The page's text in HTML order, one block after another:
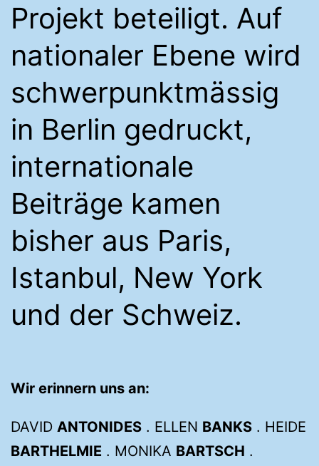
Projekt beteiligt. Auf
nationaler Ebene wird
schwerpunktmässig
in Berlin gedruckt,
internationale
Beiträge kamen
bisher aus Paris,
Istanbul, New York
und der Schweiz.
Wir erinnern uns an:
DAVID ANTONIDES . ELLEN BANKS . HEIDE
BARTHELMIE . MONIKA BARTSCH .